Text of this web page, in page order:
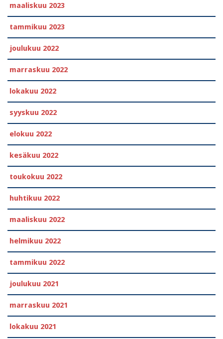
maaliskuu 2023
tammikuu 2023
joulukuu 2022
marraskuu 2022
lokakuu 2022
syyskuu 2022
elokuu 2022
kesäkuu 2022
toukokuu 2022
huhtikuu 2022
maaliskuu 2022
helmikuu 2022
tammikuu 2022
joulukuu 2021
marraskuu 2021
lokakuu 2021